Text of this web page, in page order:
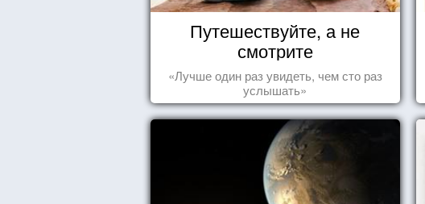
Путешествуйте, а не
смотрите
«Лучше один раз увидеть, чем сто раз
услышать»